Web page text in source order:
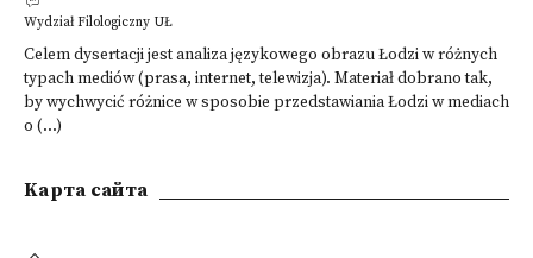
Wydział Filologiczny UŁ
Celem dysertacji jest analiza językowego obrazu Łodzi w różnych
typach mediów (prasa, internet, telewizja). Materiał dobrano tak,
by wychwycić różnice w sposobie przedstawiania Łodzi w mediach
o (...)
Kарта сайта